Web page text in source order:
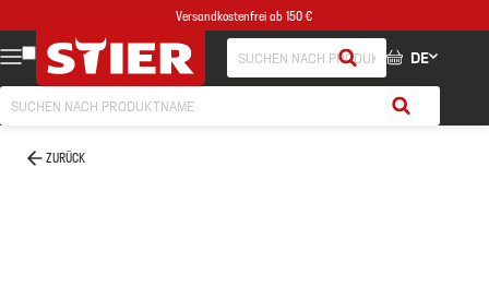
Versandkostenfrei ab 150 €
DE
ZURÜCK